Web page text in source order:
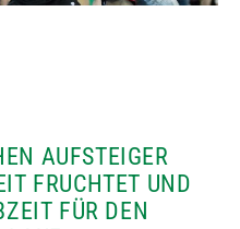
AUFSTEIGER
FRUCHTET UND
FÜR DEN